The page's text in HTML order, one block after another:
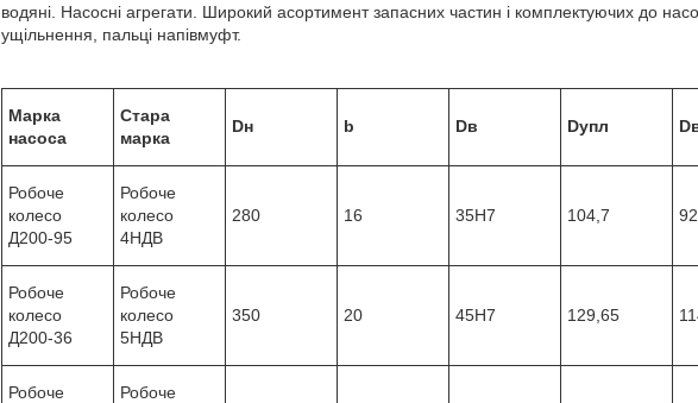
водяні. Насосні агрегати. Широкий асортимент запасних частин і комплектуючих до
ущільнення, пальці напівмуфт.
Марка
насоса
Стара
марка
Dн b Dв Dупл
Робоче
колесо
Д200-95
Робоче
колесо
4НДВ
280 16 35Н7 104,7 92
Робоче
колесо
Д200-36
Робоче
колесо
5НДВ
350 20 45Н7 129,65
Робоче
Робоче